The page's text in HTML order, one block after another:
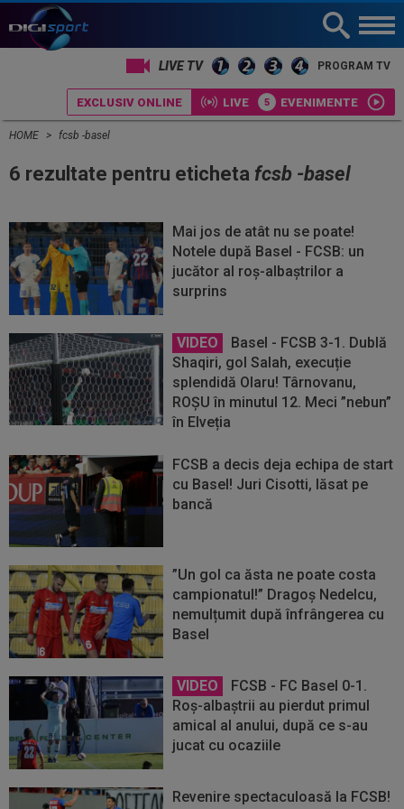
LIVE TV PROGRAM TV
EXCLUSIV ONLINE LIVE EVENIMENTE
HOME fcsb -basel
6 rezultate pentru eticheta fcsb -basel
Mai jos de atât nu se poate!
Notele după Basel - FCSB: un
jucător al roș-albaștrilor a
surprins
VIDEO
Basel - FCSB 3-1. Dublă
Shaqiri, gol Salah, execuție
splendidă Olaru! Târnovanu,
ROȘU în minutul 12. Meci ”nebun”
în Elveția
FCSB a decis deja echipa de start
cu Basel! Juri Cisotti, lăsat pe
bancă
”Un gol ca ăsta ne poate costa
campionatul!” Dragoș Nedelcu,
nemulțumit după înfrângerea cu
Basel
VIDEO
FCSB - FC Basel 0-1.
Roș-albaștrii au pierdut primul
amical al anului, după ce s-au
jucat cu ocaziile
Revenire spectaculoasă la FCSB!